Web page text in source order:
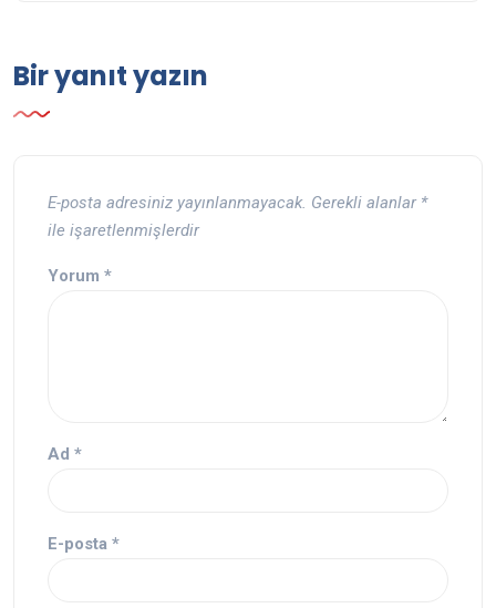
Bir yanıt yazın
E-posta adresiniz yayınlanmayacak. Gerekli alanlar *
ile işaretlenmişlerdir
Yorum *
Ad *
E-posta *